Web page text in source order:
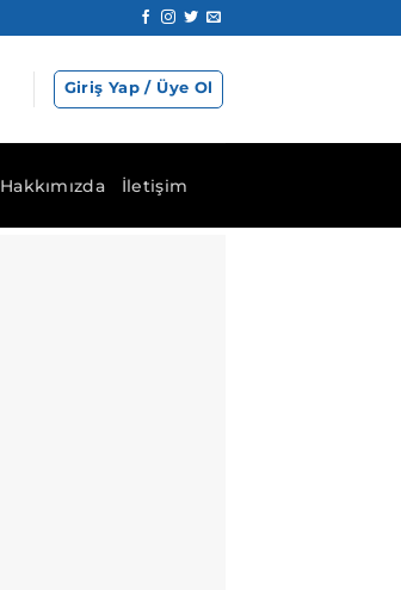
Giriş Yap / Üye Ol
Hakkımızda İletişim